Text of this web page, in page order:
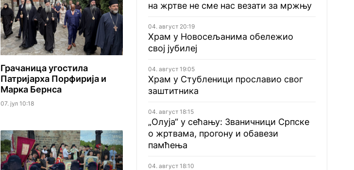
Грачаница угостила
Патријарха Порфирија и
Марка Бернса
07. јул 10:18
на жртве не сме нас везати за мржњу
04. август 20:19
Храм у Новосељанима обележио
свој јубилеј
04. август 19:05
Храм у Стубленици прославио свог
заштитника
04. август 18:15
„Олуја“ у сећању: Званичници Српске
о жртвама, прогону и обавези
памћења
04. август 18:10